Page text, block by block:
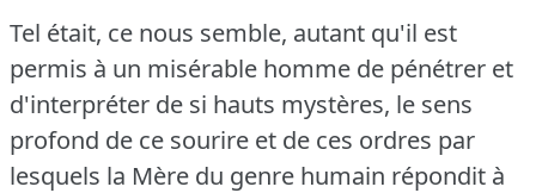
Tel était, ce nous semble, autant qu'il est
permis à un misérable homme de pénétrer et
d'interpréter de si hauts mystères, le sens
profond de ce sourire et de ces ordres par
lesquels la Mère du genre humain répondit à